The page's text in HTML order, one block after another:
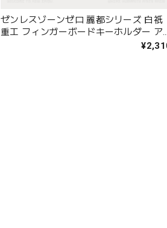
ゼンレスゾーンゼロ 麗都シリーズ 白祇
重工 フィンガーボードキーホルダー ア